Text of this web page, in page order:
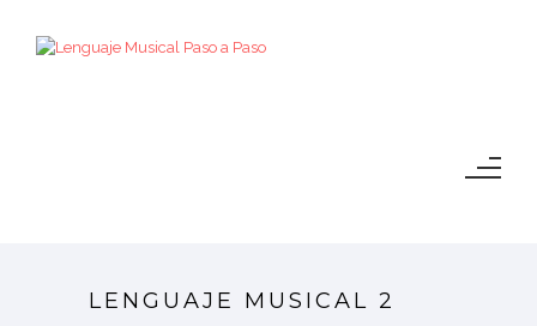
LENGUAJE MUSICAL 2